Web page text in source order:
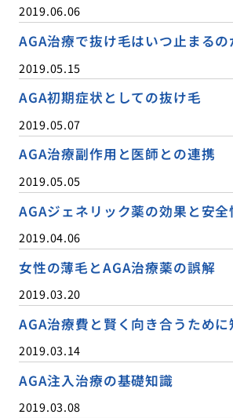
2019.06.06
AGA治療で抜け毛はいつ止まるの
2019.05.15
AGA初期症状としての抜け毛
2019.05.07
AGA治療副作用と医師との連携
2019.05.05
AGAジェネリック薬の効果と安全
2019.04.06
女性の薄毛とAGA治療薬の誤解
2019.03.20
AGA治療費と賢く向き合うため
2019.03.14
AGA注入治療の基礎知識
2019.03.08